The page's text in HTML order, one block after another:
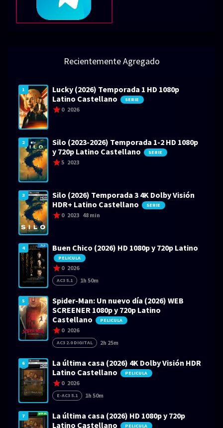
Recientemente Agregado
1
Lucky (2026) Temporada 1 HD 1080p
Latino Castellano
SERIE
0 2026
2
Silo (2023-2026) Temporada 1-2 HD 1080p
y 720p Latino Castellano
SERIE
5 2023
3
Silo (2026) Temporada 3 4K Dolby Visión
HDR+ Latino Castellano
SERIE
0 2023 48 min
4 Buen Chico (2026) HD 1080p y 720p Latino
PELICULA
0 2026
AC3 5.1 1h 50m
5
Spider-Man: Un nuevo día (2026) WEB
SCREENER 1080p y 720p Latino
Castellano
PELICULA
0 2026
AC3 2.0 DIGITAL 2h 25m
6
La última casa (2026) 4K Dolby Visión HDR
Latino Castellano
PELICULA
0 2026
E-AC3 5.1 1h 50m
7
La última casa (2026) HD 1080p y 720p
Latino Castellano
PELICULA